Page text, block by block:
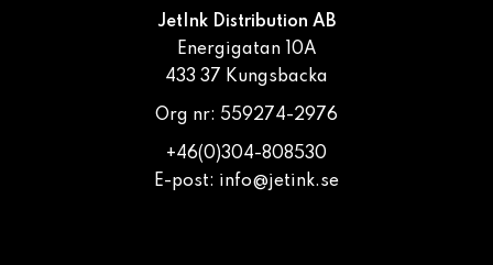
JetInk Distribution AB
Energigatan 10A
433 37 Kungsbacka
Org nr: 559274-2976
+46(0)304-808530
E-post: info@jetink.se